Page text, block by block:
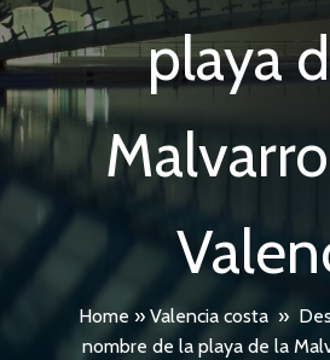
playa
Home » Valencia costa »
nombre de la playa de la